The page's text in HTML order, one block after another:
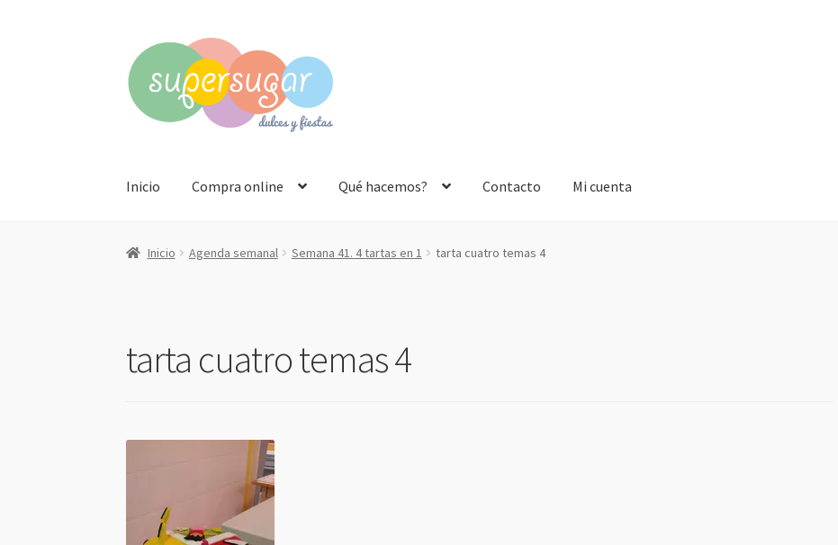
a
la
navegación
al
contenido
Inicio Compra online Qué hacemos? Contacto Mi cuenta
Inicio Agenda semanal Semana 41. 4 tartas en 1 tarta cuatro temas 4
tarta cuatro temas 4